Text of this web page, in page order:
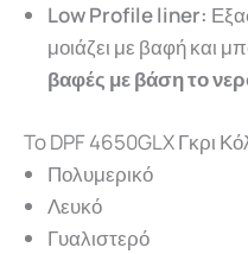
Low Profile liner:
μοιάζει με βαφή και
βαφές με βάση το
To DPF 4650GLX Γκρι
Πολυμερικό
Λευκό
Γυαλιστερό